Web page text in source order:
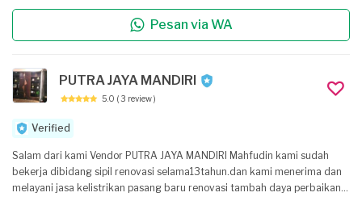
Pesan via WA
PUTRA JAYA MANDIRI
5.0 ( 3 review )
Verified
Salam dari kami Vendor PUTRA JAYA MANDIRI Mahfudin kami sudah
bekerja dibidang sipil renovasi selama13tahun.dan kami menerima dan
melayani jasa kelistrikan pasang baru renovasi tambah daya perbaikan